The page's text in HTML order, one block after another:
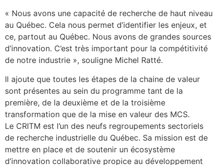
« Nous avons une capacité de recherche de haut niveau
au Québec. Cela nous permet d’identifier les enjeux, et
ce, partout au Québec. Nous avons de grandes sources
d’innovation. C’est très important pour la compétitivité
de notre industrie », souligne Michel Ratté.
Il ajoute que toutes les étapes de la chaine de valeur
sont présentes au sein du programme tant de la
première, de la deuxième et de la troisième
transformation que de la mise en valeur des MCS.
Le CRITM est l’un des neufs regroupements sectoriels
de recherche industrielle du Québec. Sa mission est de
mettre en place et de soutenir un écosystème
d’innovation collaborative propice au développement